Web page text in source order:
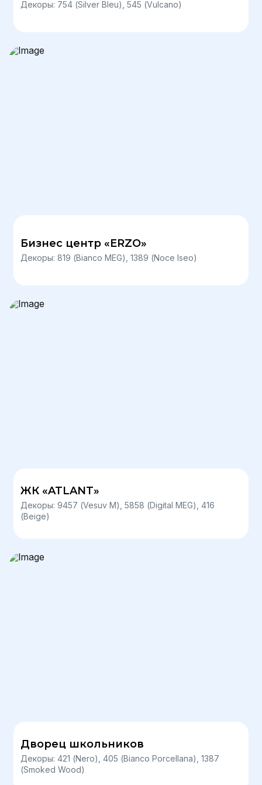
Декоры: 754 (Silver Bleu), 545 (Vulcano)
Бизнес центр «ERZO»
Декоры: 819 (Bianco MEG), 1389 (Noce Iseo)
ЖК «ATLANT»
Декоры: 9457 (Vesuv М), 5858 (Digital MEG), 416
(Beige)
Дворец школьников
Декоры: 421 (Nero), 405 (Bianco Porcellana), 1387
(Smoked Wood)